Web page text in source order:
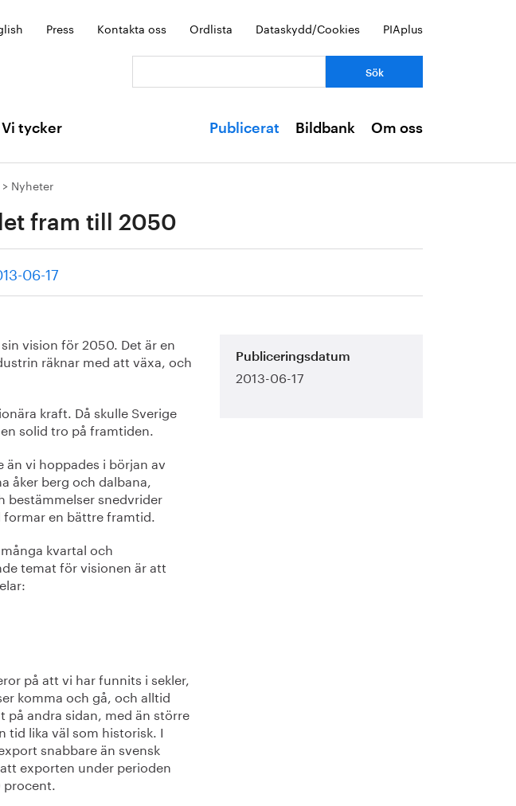
Press Kontakta oss Ordlista Dataskydd/Cookies PIAplus
Vi tycker Publicerat Bildbank Om oss
Nyheter
fram till 2050
06-17
vision för 2050. Det är en
räknar med att växa, och
kraft. Då skulle Sverige
solid tro på framtiden.
vi hoppades i början av
åker berg och dalbana,
bestämmelser snedvrider
en bättre framtid.
kvartal och
temat för visionen är att
på att vi har funnits i sekler,
komma och gå, och alltid
på andra sidan, med än större
lika väl som historisk. I
snabbare än svensk
exporten under perioden
procent.
Publiceringsdatum
2013-06-17